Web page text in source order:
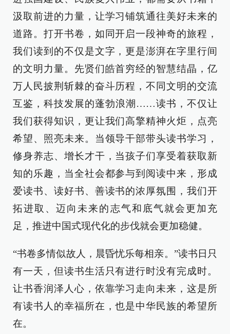
汲取前进的力量，让学习铺筑通往美好未来的
道路。打开书卷，如同开启一段神奇的旅程，
我们读到的不仅是文字，更是澎湃在字里行间
的文明力量。先贤们皓首穷经的智慧结晶，亿
万人民披荆斩棘的奋斗历程，不同文明的交流
互鉴，科技发展的蓬勃浪潮……读书，不仅让
我们获得知识，更让我们高擎精神火炬，点亮
希望、照亮未来。当领导干部带头读书学习，
修身养志、增长才干，当孩子们享受着获取新
知的乐趣，当全社会都参与到阅读中来，形成
爱读书、读好书、善读书的浓厚氛围，我们开
拓进取、迈向未来的志气和底气就会更加充
足，推进中国式现代化的步伐就会更加稳健。
“书卷多情似故人，晨昏忧乐每相亲。”读书日只
有一天，但读书生活只有进行时没有完成时。
让书香润泽人心，依靠学习走向未来，这是所
有读书人的幸福所在，也是中华民族的希望所
在。